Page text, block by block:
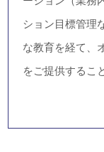
タリティの理解
するコンプライ
ーション（業務
ション目標管理
な教育を経て、